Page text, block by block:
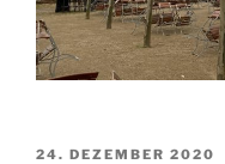
VERÖFFENTLICHT
24. DEZEMBER 2020